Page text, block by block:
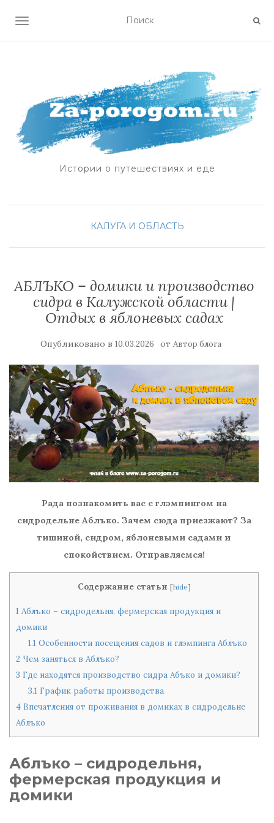
ПОКАЗАТЬ/СКРЫТЬ НАВИГАЦИЮ
Истории о путешествиях и еде
КАЛУГА И ОБЛАСТЬ
АБЛЪКО – домики и производство
сидра в Калужской области |
Отдых в яблоневых садах
Опубликовано в 10.03.2026 от Автор блога
Рада познакомить вас с глэмпингом на
сидродельне Аблъко. Зачем сюда приезжают? За
тишиной, сидром, яблоневыми садами и
спокойствием. Отправляемся!
Содержание статьи [hide]
1 Аблъко – сидродельня, фермерская продукция и
домики
1.1 Особенности посещения садов и глэмпинга Аблъко
2 Чем заняться в Аблъко?
3 Где находятся производство сидра Абъко и домики?
3.1 График работы производства
4 Впечатления от проживания в домиках в сидродельне
Аблъко
Аблъко – сидродельня,
фермерская продукция и
домики